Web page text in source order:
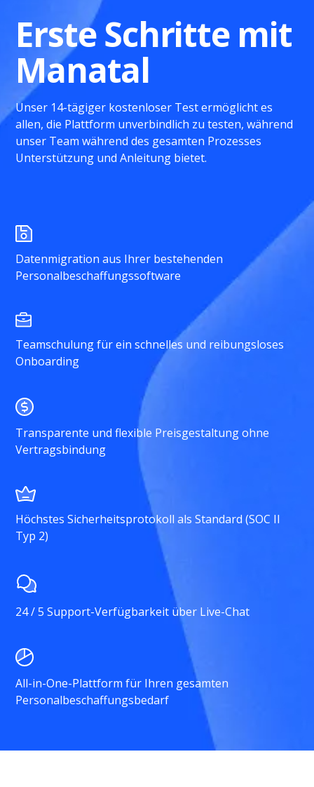
Erste Schritte mit
Manatal
Unser 14-tägiger kostenloser Test ermöglicht es
allen, die Plattform unverbindlich zu testen, während
unser Team während des gesamten Prozesses
Unterstützung und Anleitung bietet.
Datenmigration aus Ihrer bestehenden
Personalbeschaffungssoftware
Teamschulung für ein schnelles und reibungsloses
Onboarding
Transparente und flexible Preisgestaltung ohne
Vertragsbindung
Höchstes Sicherheitsprotokoll als Standard (SOC II
Typ 2)
24 / 5 Support-Verfügbarkeit über Live-Chat
All-in-One-Plattform für Ihren gesamten
Personalbeschaffungsbedarf